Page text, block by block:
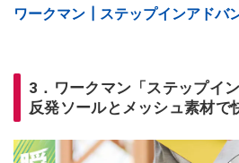
ワークマン┃ステップインアドバ
3．ワークマン「ステップイ
反発ソールとメッシュ素材で